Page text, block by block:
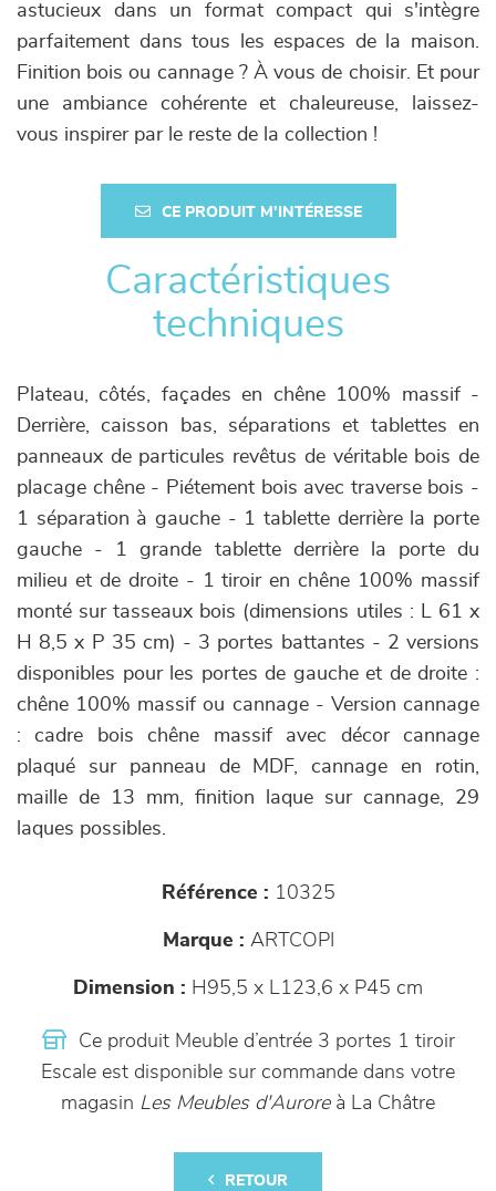
astucieux dans un format compact qui s'intègre
parfaitement dans tous les espaces de la maison.
Finition bois ou cannage ? À vous de choisir. Et pour
une ambiance cohérente et chaleureuse, laissez-
vous inspirer par le reste de la collection !
CE PRODUIT M'INTÉRESSE
Caractéristiques
techniques
Plateau, côtés, façades en chêne 100% massif -
Derrière, caisson bas, séparations et tablettes en
panneaux de particules revêtus de véritable bois de
placage chêne - Piétement bois avec traverse bois -
1 séparation à gauche - 1 tablette derrière la porte
gauche - 1 grande tablette derrière la porte du
milieu et de droite - 1 tiroir en chêne 100% massif
monté sur tasseaux bois (dimensions utiles : L 61 x
H 8,5 x P 35 cm) - 3 portes battantes - 2 versions
disponibles pour les portes de gauche et de droite :
chêne 100% massif ou cannage - Version cannage
: cadre bois chêne massif avec décor cannage
plaqué sur panneau de MDF, cannage en rotin,
maille de 13 mm, finition laque sur cannage, 29
laques possibles.
Référence : 10325
Marque : ARTCOPI
Dimension : H95,5 x L123,6 x P45 cm
Ce produit Meuble d’entrée 3 portes 1 tiroir
Escale est disponible sur commande dans votre
magasin Les Meubles d'Auroreà La Châtre
RETOUR